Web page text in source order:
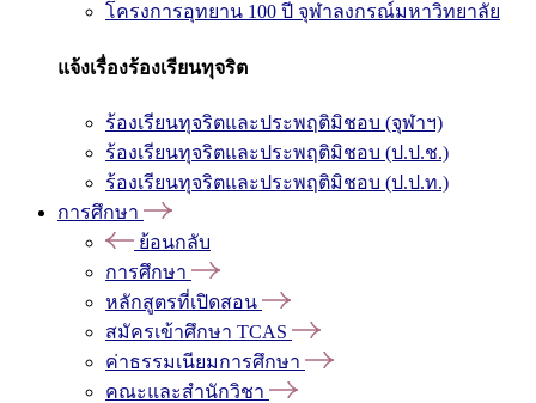
โครงการอุทยาน 100 ปี จุฬาลงกรณ์มหาวิทยาลัย
แจ้งเรื่องร้องเรียนทุจริต
ร้องเรียนทุจริตและประพฤติมิชอบ (จุฬาฯ)
ร้องเรียนทุจริตและประพฤติมิชอบ (ป.ป.ช.)
ร้องเรียนทุจริตและประพฤติมิชอบ (ป.ป.ท.)
การศึกษา
ย้อนกลับ
การศึกษา
หลักสูตรที่เปิดสอน
สมัครเข้าศึกษา TCAS
ค่าธรรมเนียมการศึกษา
คณะและสำนักวิชา